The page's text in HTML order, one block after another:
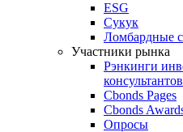
ESG
Сукук
Ломбардные
Участники рынка
Рэнкинги
консультантов
Cbonds Pages
Cbonds
Опросы